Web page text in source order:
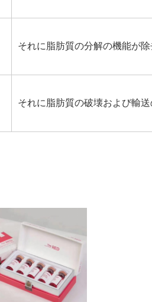
それに脂肪質の分解の機能が
それに脂肪質の破壊および輸